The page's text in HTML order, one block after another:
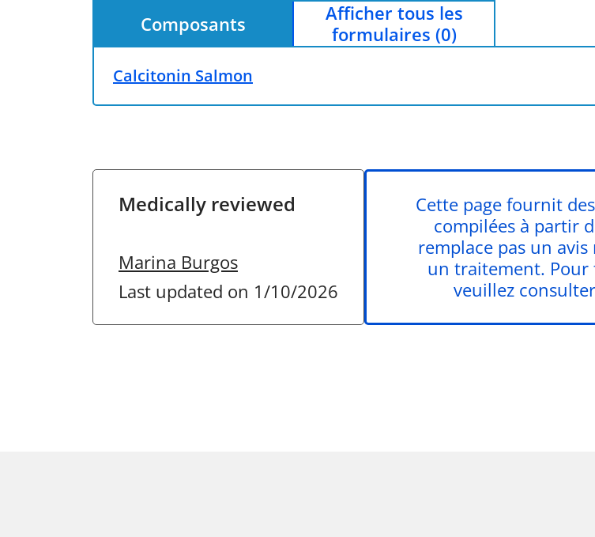
Composants
Afficher tous les
formulaires (0)
Calcitonin Salmon
Medically reviewed
Marina Burgos
Last updated on 1/10/2026
Cette page fournit
compilées à partir
remplace pas un
un traitement. Pour
veuillez